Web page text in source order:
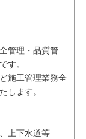
管理・品質管
す。
施工管理業務全
します。
上下水道等